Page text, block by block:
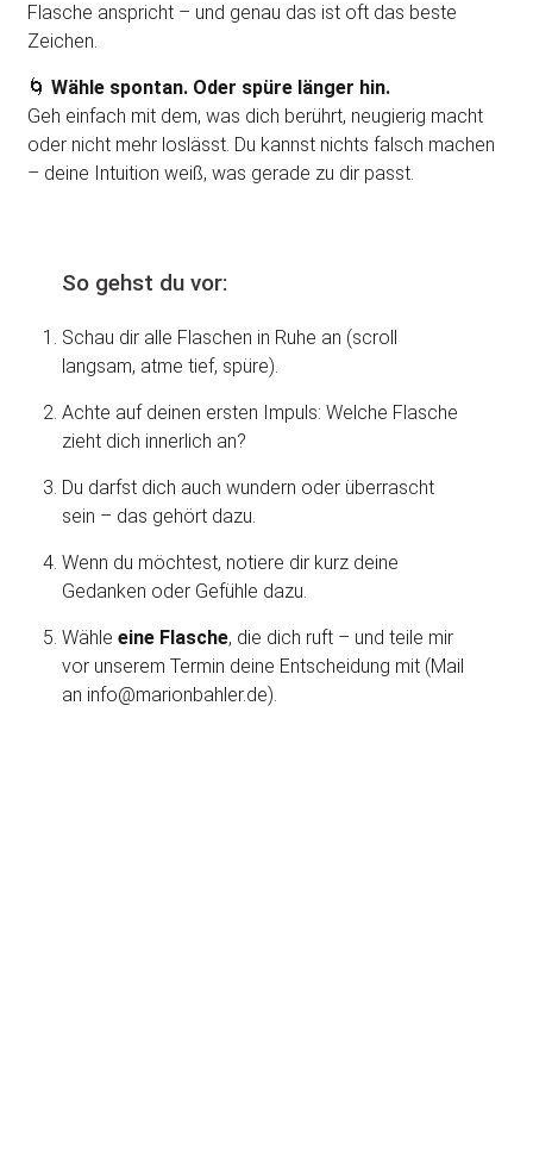
Flasche anspricht – und genau das ist oft das beste
Zeichen.
🌀Wähle spontan. Oder spüre länger hin.
Geh einfach mit dem, was dich berührt, neugierig macht
oder nicht mehr loslässt. Du kannst nichts falsch machen
– deine Intuition weiß, was gerade zu dir passt.
So gehst du vor:
Schau dir alle Flaschen in Ruhe an (scroll
langsam, atme tief, spüre).
Achte auf deinen ersten Impuls: Welche Flasche
zieht dich innerlich an?
Du darfst dich auch wundern oder überrascht
sein – das gehört dazu.
Wenn du möchtest, notiere dir kurz deine
Gedanken oder Gefühle dazu.
Wähleeine Flasche, die dich ruft – und teile mir
vor unserem Termin deine Entscheidung mit (Mail
an info@marionbahler.de).